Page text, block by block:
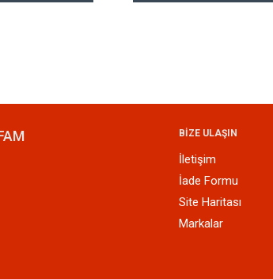
BİZE ULAŞIN
İletişim
İade Formu
Site Haritası
Markalar